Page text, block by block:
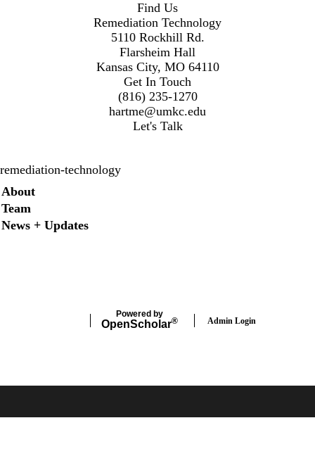
Find Us
Remediation Technology
5110 Rockhill Rd.
Flarsheim Hall
Kansas City, MO 64110
Get In Touch
(816) 235-1270
hartme@umkc.edu
Let's Talk
remediation-technology
Secondary menu
About
Team
News + Updates
Powered by
OpenScholar® Admin Login